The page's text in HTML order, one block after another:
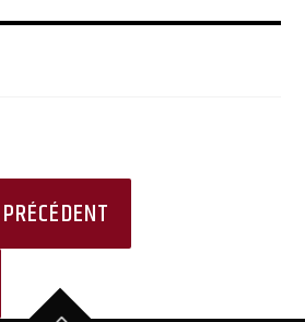
PRÉCÉDENT